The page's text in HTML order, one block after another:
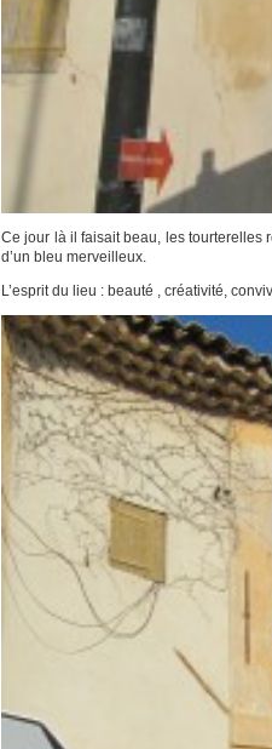
Ce jour là il faisait beau, les tourterelles
d’un bleu merveilleux.
L’esprit du lieu : beauté , créativité,